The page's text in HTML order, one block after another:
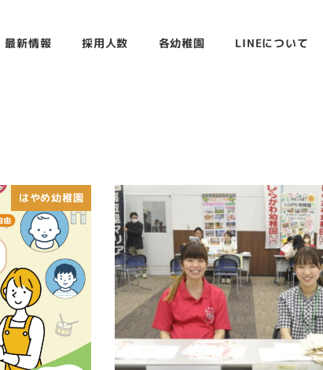
最新情報 採用人数 各幼稚園 LINEについて
はやめ幼稚園